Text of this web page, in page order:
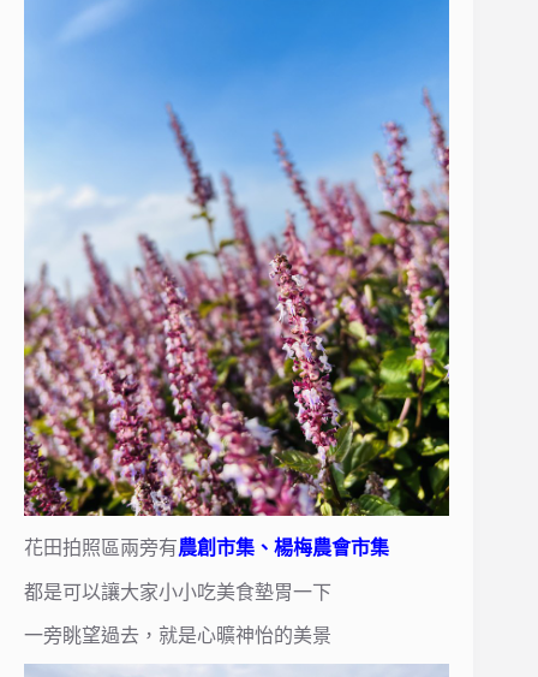
花田拍照區兩旁有農創市集、楊梅農會市集
都是可以讓大家小小吃美食墊胃一下
一旁眺望過去，就是心曠神怡的美景